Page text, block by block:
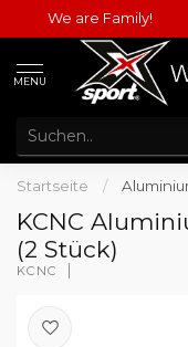
We are Family!
MENU
Startseite /
KCNC
(2 Stück)
KCNC